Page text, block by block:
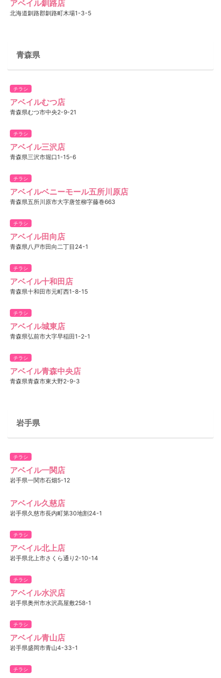
アベイル釧路店
北海道釧路郡釧路町木場1-3-5
青森県
チラシ
アベイルむつ店
青森県むつ市中央2-9-21
チラシ
アベイル三沢店
青森県三沢市堀口1-15-6
チラシ
アベイルベニーモール五所川原店
青森県五所川原市大字唐笠柳字藤巻663
チラシ
アベイル田向店
青森県八戸市田向二丁目24-1
チラシ
アベイル十和田店
青森県十和田市元町西1-8-15
チラシ
アベイル城東店
青森県弘前市大字早稲田1-2-1
チラシ
アベイル青森中央店
青森県青森市東大野2-9-3
岩手県
チラシ
アベイル一関店
岩手県一関市石畑5-12
アベイル久慈店
岩手県久慈市長内町第30地割24-1
チラシ
アベイル北上店
岩手県北上市さくら通り2-10-14
チラシ
アベイル水沢店
岩手県奥州市水沢高屋敷258-1
チラシ
アベイル青山店
岩手県盛岡市青山4-33-1
チラシ